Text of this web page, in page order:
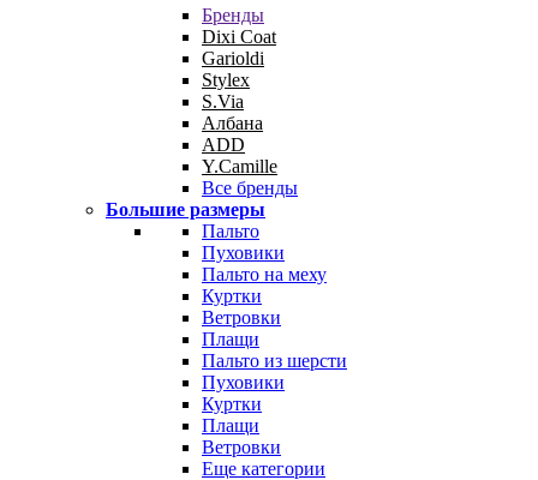
Бренды
Dixi Coat
Garioldi
Stylex
S.Via
Албана
ADD
Y.Camille
Все бренды
Большие размеры
Пальто
Пуховики
Пальто на меху
Куртки
Ветровки
Плащи
Пальто из шерсти
Пуховики
Куртки
Плащи
Ветровки
Еще категории